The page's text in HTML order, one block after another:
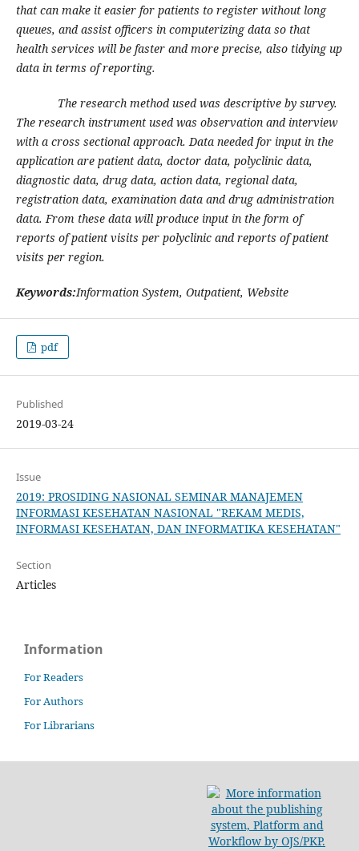
that can make it easier for patients to register without long
queues, and assist officers in computerizing data so that
health services will be faster and more precise, also tidying up
data in terms of reporting.
The research method used was descriptive by survey.
The research instrument used was observation and interview
with a cross sectional approach. Data needed for input in the
application are patient data, doctor data, polyclinic data,
diagnostic data, drug data, action data, regional data,
registration data, examination data and drug administration
data. From these data will produce input in the form of
reports of patient visits per polyclinic and reports of patient
visits per region.
Keywords:Information System, Outpatient, Website
pdf
Published
2019-03-24
Issue
2019: PROSIDING NASIONAL SEMINAR MANAJEMEN
INFORMASI KESEHATAN NASIONAL "REKAM MEDIS,
INFORMASI KESEHATAN, DAN INFORMATIKA KESEHATAN"
Section
Articles
Information
For Readers
For Authors
For Librarians